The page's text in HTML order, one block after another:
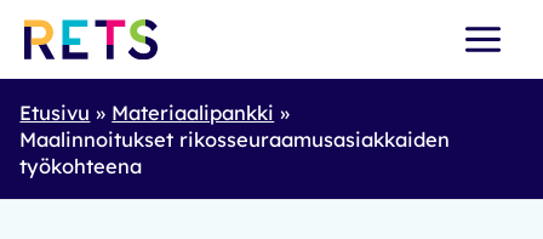
Skip
Etusivu
Materiaalipankki
Maalinnoitukset rikosseuraamusasiakkaiden
työkohteena